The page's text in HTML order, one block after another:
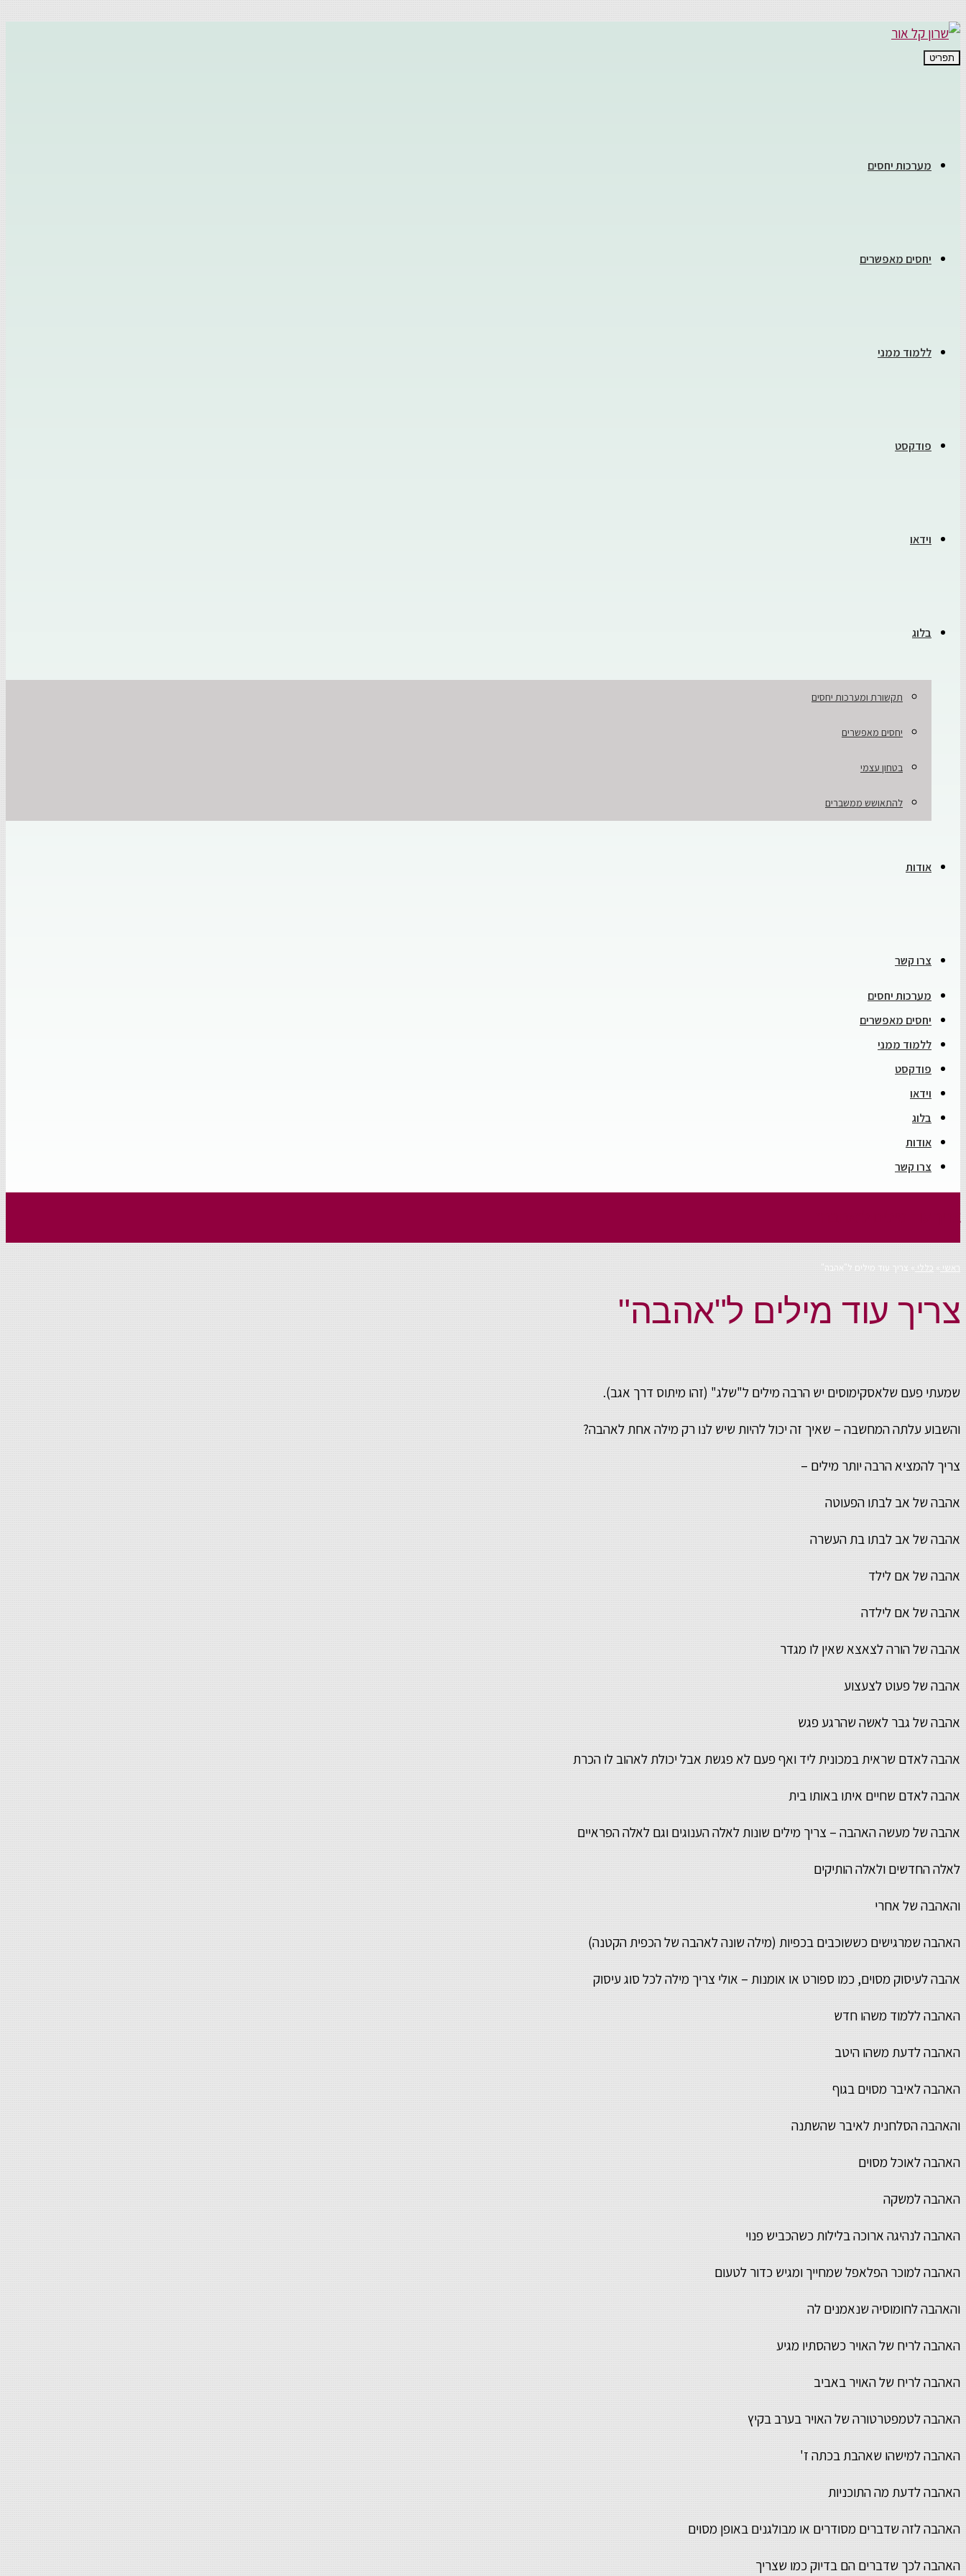
תפריט
מערכות יחסים
יחסים מאפשרים
ללמוד ממני
פודקסט
וידאו
בלוג
תקשורת ומערכות יחסים
יחסים מאפשרים
בטחון עצמי
להתאושש ממשברים
אודות
צרו קשר
מערכות יחסים
יחסים מאפשרים
ללמוד ממני
פודקסט
וידאו
בלוג
אודות
צרו קשר
ראשי » כללי » צריך עוד מילים ל"אהבה"
צריך עוד מילים ל"אהבה"
שמעתי פעם שלאסקימוסים יש הרבה מילים ל"שלג" (זהו מיתוס דרך אגב).
והשבוע עלתה המחשבה – שאיך זה יכול להיות שיש לנו רק מילה אחת לאהבה?
צריך להמציא הרבה יותר מילים –
אהבה של אב לבתו הפעוטה
אהבה של אב לבתו בת העשרה
אהבה של אם לילד
אהבה של אם לילדה
אהבה של הורה לצאצא שאין לו מגדר
אהבה של פעוט לצעצוע
אהבה של גבר לאשה שהרגע פגש
אהבה לאדם שראית במכונית ליד ואף פעם לא פגשת אבל יכולת לאהוב לו הכרת
אהבה לאדם שחיים איתו באותו בית
אהבה של מעשה האהבה – צריך מילים שונות לאלה הענוגים וגם לאלה הפראיים
לאלה החדשים ולאלה הותיקים
והאהבה של אחרי
האהבה שמרגישים כששוכבים בכפיות (מילה שונה לאהבה של הכפית הקטנה)
אהבה לעיסוק מסוים, כמו ספורט או אומנות – אולי צריך מילה לכל סוג עיסוק
האהבה ללמוד משהו חדש
האהבה לדעת משהו היטב
האהבה לאיבר מסוים בגוף
והאהבה הסלחנית לאיבר שהשתנה
האהבה לאוכל מסוים
האהבה למשקה
האהבה לנהיגה ארוכה בלילות כשהכביש פנוי
האהבה למוכר הפלאפל שמחייך ומגיש כדור לטעום
והאהבה לחומוסיה שנאמנים לה
האהבה לריח של האויר כשהסתיו מגיע
האהבה לריח של האויר באביב
האהבה לטמפטרטורה של האויר בערב בקיץ
האהבה למישהו שאהבת בכתה ז'
האהבה לדעת מה התוכניות
האהבה לזה שדברים מסודרים או מבולגנים באופן מסוים
האהבה לכך שדברים הם בדיוק כמו שצריך